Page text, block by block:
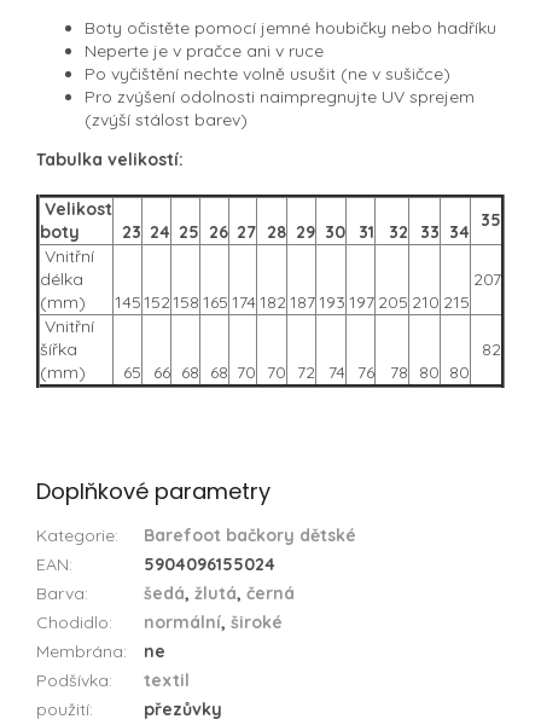
Boty očistěte pomocí jemné houbičky nebo hadříku
Neperte je v pračce ani v ruce
Po vyčištění nechte volně usušit (ne v sušičce)
Pro zvýšení odolnosti naimpregnujte UV sprejem
(zvýší stálost barev)
Tabulka velikostí:
Velikost
boty
23 24 25 26 27 28 29 30 31 32 33 34
35
Vnitřní
délka
(mm)
145152158 165 174182187193 197 205 210 215
207
Vnitřní
šířka
(mm)
65 66 68 68 70 70 72 74 76 78 80 80
82
Doplňkové parametry
Kategorie:
Barefoot bačkory dětské
EAN:
5904096155024
Barva: šedá, žlutá, černá
Chodidlo: normální, široké
Membrána:
ne
Podšívka:
textil
použití:
přezůvky